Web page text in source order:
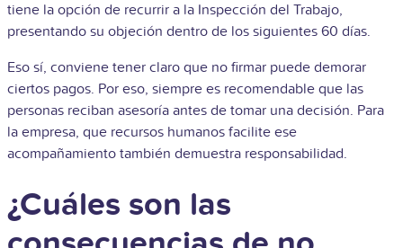
tiene la opción de recurrir a la Inspección del Trabajo,
presentando su objeción dentro de los siguientes 60 días.
Eso sí, conviene tener claro que no firmar puede demorar
ciertos pagos. Por eso, siempre es recomendable que las
personas reciban asesoría antes de tomar una decisión. Para
la empresa, que recursos humanos facilite ese
acompañamiento también demuestra responsabilidad.
¿Cuáles son las